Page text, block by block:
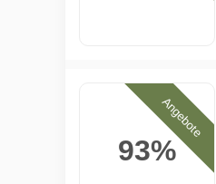
93%
Angebote